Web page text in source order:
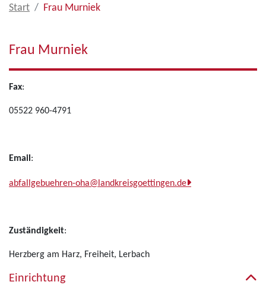
Start Frau Murniek
Frau Murniek
Fax:
05522 960-4791
Email :
abfallgebuehren-oha@landkreisgoettingen.de
Zuständigkeit:
Herzberg am Harz, Freiheit, Lerbach
Einrichtung